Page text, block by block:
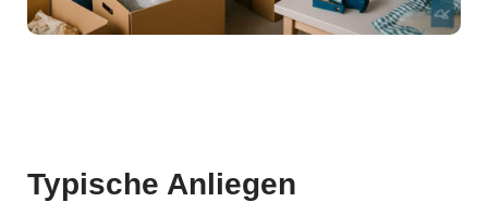
Typische Anliegen